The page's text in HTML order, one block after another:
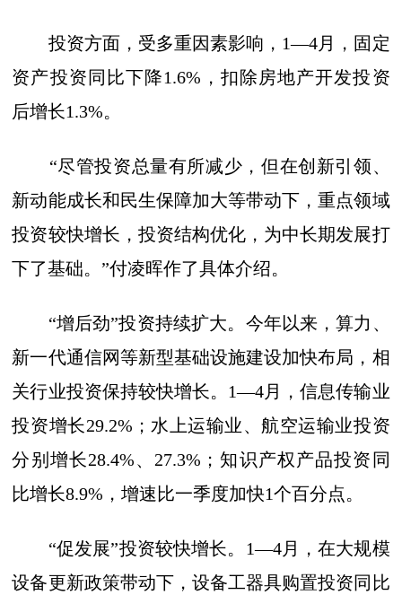
投资方面，受多重因素影响，1—4月，固定
资产投资同比下降1.6%，扣除房地产开发投资
后增长1.3%。
“尽管投资总量有所减少，但在创新引领、
新动能成长和民生保障加大等带动下，重点领域
投资较快增长，投资结构优化，为中长期发展打
下了基础。”付凌晖作了具体介绍。
“增后劲”投资持续扩大。今年以来，算力、
新一代通信网等新型基础设施建设加快布局，相
关行业投资保持较快增长。1—4月，信息传输业
投资增长29.2%；水上运输业、航空运输业投资
分别增长28.4%、27.3%；知识产权产品投资同
比增长8.9%，增速比一季度加快1个百分点。
“促发展”投资较快增长。1—4月，在大规模
设备更新政策带动下，设备工器具购置投资同比